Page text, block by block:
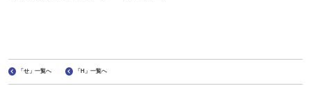
「せ」一覧へ 「H」一覧へ